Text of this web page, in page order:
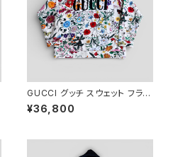
GUCCI グッチ スウェット フラワ
ー アイボリー 総柄 M 469250
XJAR4
¥36,800